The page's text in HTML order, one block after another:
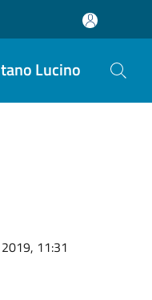
Lucino
11:31